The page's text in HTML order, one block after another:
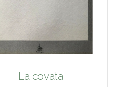
La covata